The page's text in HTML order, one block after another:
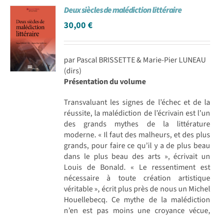
Achat en ligne
Panier WooCommerce
Deux siècles de malédiction littéraire
30,00€
par Pascal BRISSETTE & Marie-Pier LUNEAU
(dirs)
Présentation du volume
Transvaluant les signes de l’échec et de la
réussite, la malédiction de l’écrivain est l’un
des grands mythes de la littérature
moderne. « Il faut des malheurs, et des plus
grands, pour faire ce qu’il y a de plus beau
dans le plus beau des arts », écrivait un
Louis de Bonald. « Le ressentiment est
nécessaire à toute création artistique
véritable », écrit plus près de nous un Michel
Houellebecq. Ce mythe de la malédiction
n’en est pas moins une croyance vécue,